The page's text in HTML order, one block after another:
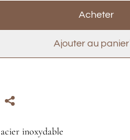
Acheter
Ajouter au panier
inoxydable